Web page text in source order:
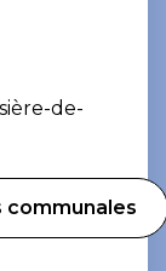
de-